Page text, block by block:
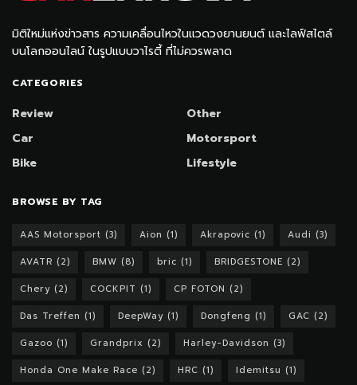
มิติใหม่แห่งข่าวสาร ความเคลื่อนไหวในแวดวงยานยนต์ และไลฟ์สไตล์
บนโลกออนไลน์ ในรูปแบบวาไรตี้ ที่ไม่ควรพลาด
CATEGORIES
Review
Car
Bike
Other
Motorsport
Lifestyle
BROWSE BY TAG
AAS Motorsport (3) Aion (1) Akrapovic (1) Audi (3)
AVATR (2) BMW (8) bric (1) BRIDGESTONE (2)
Chery (2) COCKPIT (1) CP FOTON (2)
Das Treffen (1) DeepWay (1) Dongfeng (1) GAC (2)
Gazoo (1) Grandprix (2) Harley-Davidson (3)
Honda One Make Race (2) HRC (1) Idemitsu (1)